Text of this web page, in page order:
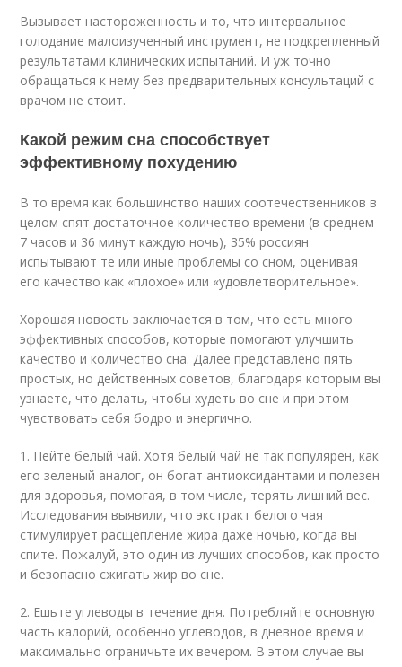
Вызывает настороженность и то, что интервальное
голодание малоизученный инструмент, не подкрепленный
результатами клинических испытаний. И уж точно
обращаться к нему без предварительных консультаций с
врачом не стоит.
Какой режим сна способствует
эффективному похудению
В то время как большинство наших соотечественников в
целом спят достаточное количество времени (в среднем
7 часов и 36 минут каждую ночь), 35% россиян
испытывают те или иные проблемы со сном, оценивая
его качество как «плохое» или «удовлетворительное».
Хорошая новость заключается в том, что есть много
эффективных способов, которые помогают улучшить
качество и количество сна. Далее представлено пять
простых, но действенных советов, благодаря которым вы
узнаете, что делать, чтобы худеть во сне и при этом
чувствовать себя бодро и энергично.
1. Пейте белый чай. Хотя белый чай не так популярен, как
его зеленый аналог, он богат антиоксидантами и полезен
для здоровья, помогая, в том числе, терять лишний вес.
Исследования выявили, что экстракт белого чая
стимулирует расщепление жира даже ночью, когда вы
спите. Пожалуй, это один из лучших способов, как просто
и безопасно сжигать жир во сне.
2. Ешьте углеводы в течение дня. Потребляйте основную
часть калорий, особенно углеводов, в дневное время и
максимально ограничьте их вечером. В этом случае вы